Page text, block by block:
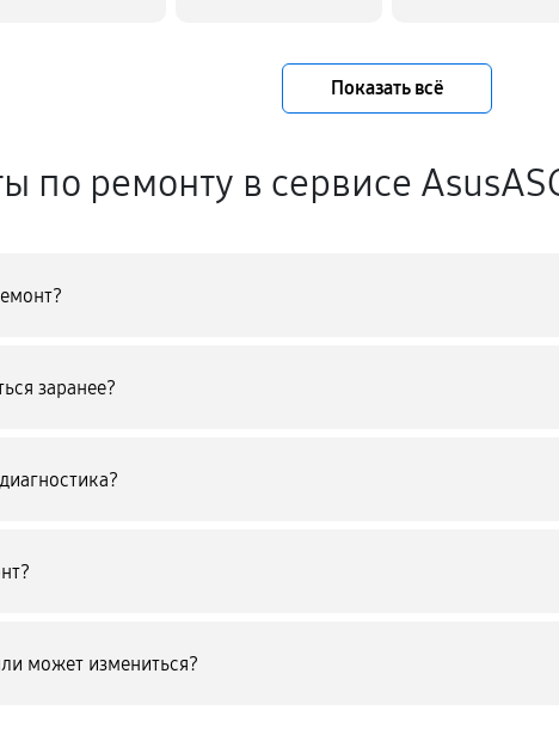
Показать всё
по ремонту в сервисе
заранее?
может измениться?